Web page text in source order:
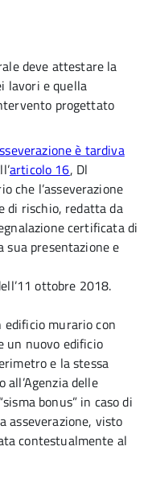
deve attestare la
lavori e quella
progettato
articolo 16, Dl
che l’asseverazione
di rischio, redatta da
certificata di
presentazione e
ottobre 2018.
murario con
un nuovo edificio
e la stessa
delle
bonus” in caso di
asseverazione, visto
contestualmente al